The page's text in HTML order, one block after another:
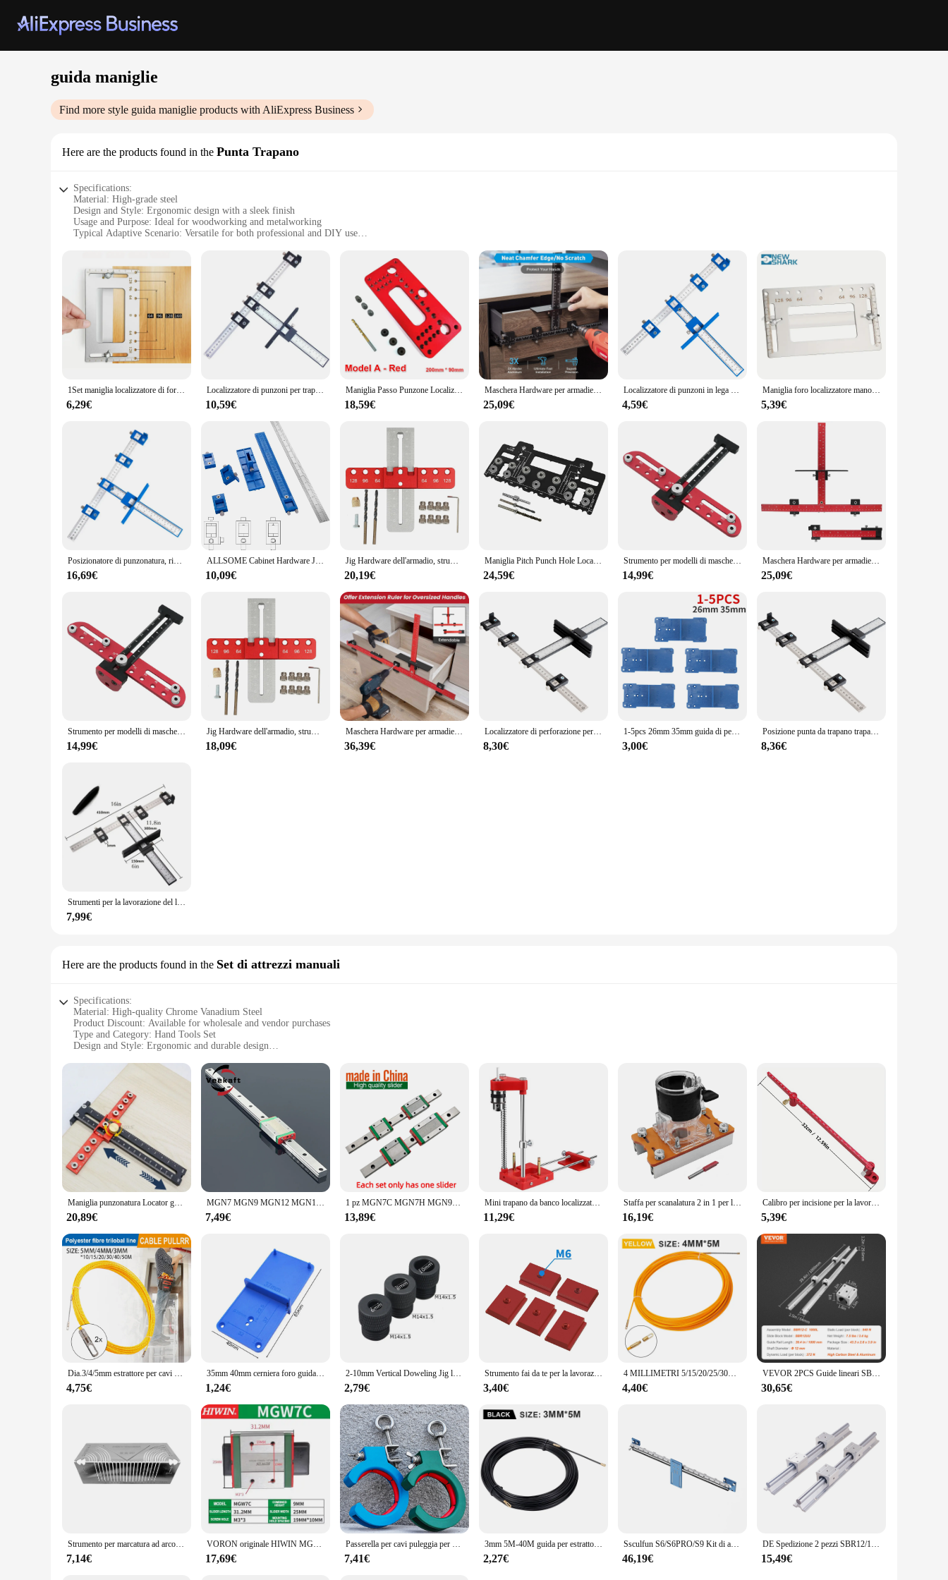
guida maniglie
Find more style guida maniglie products with AliExpress Business
Here are the products found in the Punta Trapano
Specifications:
Material: High-grade steel
Design and Style: Ergonomic design with a sleek finish
Usage and Purpose: Ideal for woodworking and metalworking
Typical Adaptive Scenario: Versatile for both professional and DIY use
Performance and Property: Durable and precise with a comfortable grip
Features:
|Wholesale|
**Optimized for Precision and Comfort**
Crafted from high-grade steel, the guida maniglie Punta Trapano is a testament to durability and precision. The ergonomic design ensures a comfortable grip, reducing hand fatigue during prolonged
use. Whether you're a professional woodworker or a DIY enthusiast, these handles are designed to enhance your craftsmanship. The sleek finish not only adds to the aesthetic appeal but also makes
them easy to clean, maintaining their pristine condition over time.
The guida maniglie Punta Trapano is a versatile tool that adapts to a range of applications. From intricate woodworking projects to metalworking tasks, these handles are engineered to provide the
stability and control needed for precision work. The variety of sizes and sets available ensures that you have the right tool for every job, whether it's a small detail or a large-scale project. The handles'
adaptability makes them a valuable addition to any toolkit, ready to tackle a variety of tasks with ease.
The guida maniglie Punta Trapano is more than just a tool; it's a reliable partner in your workshop. The robust construction ensures that these handles can withstand the rigors of frequent use, making
them a smart investment for both professionals and hobbyists. The precise performance of these handles allows for efficient work, reducing the time and effort required to complete tasks. With their
durability and efficiency, these guida maniglie are an essential part of any tool collection, ready to deliver consistent and reliable results.
1Set maniglia localizzatore di fori manopola per porta e tirare installazione maschera e perno per mensola guida per trapano foro noioso acciaio inossidabile
6,29€
Localizzatore di punzoni per trapano Jig Kit guida per trapano per la lavorazione del legno Maniglia per porta dell'armadio Foro di perforazione Strumento di installazione ausiliaria Strumento di carpenteria
10,59€
Maniglia Passo Punzone Localizzatore Maniglia dell'armadio Tira Jig Localizzatore punzoni regolabile Guida modello trapano Fori C-C da 32 mm - 224 mm
18,59€
Maschera Hardware per armadietto guida trapano regolabile per installazione porta e cassetto maniglie anteriori localizzatore strumento per la lavorazione del legno
25,09€
Localizzatore di punzoni in lega di alluminio modello di maschera Hardware regolabile per armadio guida di centraggio per perforazione del legno per pomello della maniglia della porta del cassetto
4,59€
Maniglia foro localizzatore manopola della porta e installazione a strappo Jig e perno della mensola Jig foro di alesatura guida per trapano in acciaio inossidabile
5,39€
Posizionatore di punzonatura, righello, guida per trapano localizzatore di punzonatura, maschera per fori tascabili, maschera per armadietti per maniglie e maniglie su cassetti/armadietti
16,69€
ALLSOME Cabinet Hardware Jig Template Tool Drawer Pull Jig Cabinet Jig per maniglie e tiranti
10,09€
Jig Hardware dell'armadio, strumento per modellare la maniglia dell'armadio con spaziatura dei fori, guida per trapano per localizzatore di punzoni in lega di alluminio per porta
20,19€
Maniglia Pitch Punch Hole Locator 1 Set, modello di perforazione a foro dritto per strumento ausiliario per l'installazione dell'armadio della porta dell'armadio
24,59€
Strumento per modelli di maschere per hardware per armadietti - Localizzatore di punzoni regolabile per la lavorazione del legno per l'installazione di maniglie, pomelli su porte e cassetti
14,99€
Maschera Hardware per armadietto per maniglie, modello regolabile con installazione comoda e precisa per manopole per porte e cassetti
25,09€
Strumento per modelli di maschere per hardware per armadietti - Localizzatore di punzoni regolabile per la lavorazione del legno per l'installazione di maniglie, pomelli su porte e cassetti
14,99€
Jig Hardware dell'armadio, strumento per modellare la maniglia dell'armadio con spaziatura dei fori, guida per trapano per localizzatore di punzoni in lega di alluminio per porta
18,09€
Maschera Hardware per armadietto modello regolabile in lega di alluminio per installazione rapida e accurata manopola del cassetto della porta guida per trapano con maniglia a strappo
36,39€
Localizzatore di perforazione per trapano per legno guida per trapano guida per armadio manopola per manopola modello localizzatore strumento per perforazione per la lavorazione del legno
8,30€
1-5pcs 26mm 35mm guida di perforazione del foro della cerniera 35mm 40mm installazione della boccola Jig porta dell'armadio localizzatore del foro della cerniera strumento per la lavorazione del legno
3,00€
Posizione punta da trapano trapano perforatore localizzatore Jig guida per trapano maniglia dell'armadio manopola modello localizzatore strumento di perforazione per la lavorazione del legno
8,36€
Strumenti per la lavorazione del legno Posizione Punta da trapano Localizzatore di punzonatura Posizione Jig Rill Guide Maniglia dell'armadio Modello di manopola Localizzatore Strumento di punzonatura
7,99€
Here are the products found in the Set di attrezzi manuali
Specifications:
Material: High-quality Chrome Vanadium Steel
Product Discount: Available for wholesale and vendor purchases
Type and Category: Hand Tools Set
Design and Style: Ergonomic and durable design
Typical Adaptive Scenario: Suitable for both home and industrial use
Shape or Size or Weight or Quantity: Comprehensive set with multiple sizes and tools
Features:
|Wholesale|Vendors|
**Durable Construction and Versatility**
Crafted from robust Chrome Vanadium Steel, the guida maniglie set is engineered to withstand the rigors of heavy-duty use. The tools are designed to provide a firm grip and exceptional torque,
making them ideal for a wide range of applications. Whether you're a professional mechanic or a DIY enthusiast, this set is tailored to meet your needs. The ergonomic design ensures comfort during
prolonged use, reducing hand fatigue and enhancing precision.
**Comprehensive Set for Every Task**
This comprehensive hand tools set includes a variety of tools, each meticulously selected to cater to diverse requirements. From wrenches to pliers, the set is designed to tackle a multitude of tasks. The
guida maniglie set is not just about quantity; it's about quality. Each tool is crafted with attention to detail, ensuring that every piece performs to the highest standards. The set is a testament to
**Optimized for Ease of Use**
The guida maniglie set is not just about durability; it's also about user-friendliness. The tools are designed with user comfort in mind, featuring non-slip grips and intuitive mechanisms that allow for
easy handling. The set is optimized for both professional and home use, making it an essential toolkit for anyone who values efficiency and precision. The comprehensive set ensures that you have the
right tool for every job, from the simplest repairs to more complex tasks. With this set, you're equipped to tackle any challenge with confidence.
Maniglia punzonatura Locator guida trapano Punch Locator Template righello porta dell'armadio regolabile lavorazione del legno Punchs a forma di T posizionamento
20,89€
MGN7 MGN9 MGN12 MGN15 200 400 500 800mm guida lineare in miniatura 1pc guida lineare MGN 1PC blocco MGN per stampante 3d CNC FA.
7,49€
1 pz MGN7C MGN7H MGN9C MGN9H MGN12C MGN12H MGN15C MGN15H guida lineare 150mm 400mm con 1 pz MGN Slider
13,89€
Mini trapano da banco localizzatore di trapano foratura più facile strumento di posizionamento per la lavorazione del legno con localizzatore di punzoni a Base quadrata regolabile per la casa
11,29€
Staffa per scanalatura 2 in 1 per la lavorazione del legno, elementi di fissaggio invisibili Base guida per scanalatura per mobili Connettore nascosto e fissaggio con fibbia
16,19€
Calibro per incisione per la lavorazione del legno da 320mm/550mm, metrico e pollici, righello circolare per incisione in lega di alluminio allungante, bussola per la lavorazione del legno
5,39€
Dia.3/4/5mm estrattore per cavi Fish Tape Reel Wire Puller metallo fibra di vetro dispositivo di piombo costruzione Telecom elettricista Conduit Tool
4,75€
35mm 40mm cerniera foro guida di perforazione localizzatore apri fori modello armadi porta lavorazione del legno perforatore guida di perforazione localizzatore
1,24€
2-10mm Vertical Doweling Jig localizzatore di guida per trapano autocentrante perforatore per la lavorazione del legno o strumenti di connessione per mobili fai da te
2,79€
Strumento fai da te per la lavorazione del legno T30 T Track in alluminio T-Slider T Slot Mitra Track Jig Mitra Gauge Guida Scivolo per sega da tavolo Router da tavolo
3,40€
4 MILLIMETRI 5/15/20/25/30M Cavo In Fibra di vetro Estrattore Pesce Nastro Bobina Condotto Conduttura Infila Estrattore Rodder Tirando Filo di Piombo dispositivo di cablaggio
4,40€
VEVOR 2PCS Guide lineari SBR12 SBR16 SBR20 SBR25 800-2200mm e 4 pezzi blocchi cuscinetti UU movimento liscio per mulini fai da te parti CNC
30,65€
Strumento per marcatura ad arco ad angolo flessibile di precisione Guida per il taglio della sella del tubo per fabbricazione dei metalli Misurazione tutto in 1 per la saldatura dei metalli
7,14€
VORON originale HIWIN MGW7/9/12/15H 150 200 210 220 250 300 350 400 450 500mm guida lineare con carrello MGW7H MGW9H MGW12H MGW15
17,69€
Passerella per cavi puleggia per ponte filettatura soffitto per Garage cablaggio integrato posa del cavo guida per cavi fissaggio strumento ausiliario per la costruzione
7,41€
3mm 5M-40M guida per estrattore per cavi estrattore per cavi a parete in Nylon cavo per elettricista nastro a molla strumento di aiuto per il cablaggio dell'estrattore del condotto
2,27€
Ssculfun S6/S6PRO/S9 Kit di aggiornamento della guida lineare dell'asse X installazione diretta di grado industriale ad alta precisione senza foratura
46,19€
DE Spedizione 2 pezzi SBR12/16/20 300mm-1500mm albero guida scorrevole per binario con cuscinetto lineare + 4 pezzi SBR12UU/SBR16UU/SBR20UU blocchi
15,49€